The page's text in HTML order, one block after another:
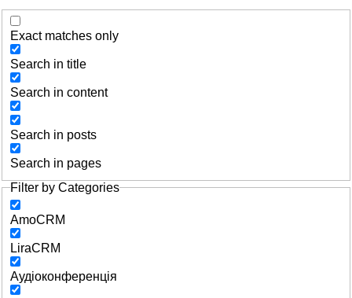
Exact matches only
Search in title
Search in content
Search in posts
Search in pages
Filter by Categories
AmoCRM
LiraCRM
Аудіоконференція